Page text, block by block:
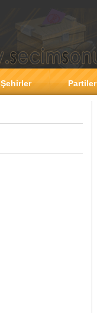
Şehirler Partiler